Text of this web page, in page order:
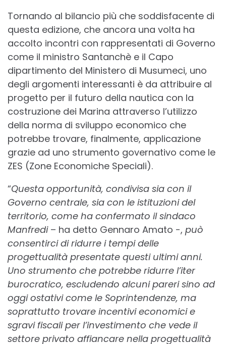
Tornando al bilancio più che soddisfacente di
questa edizione, che ancora una volta ha
accolto incontri con rappresentati di Governo
come il ministro Santanchè e il Capo
dipartimento del Ministero di Musumeci, uno
degli argomenti interessanti è da attribuire al
progetto per il futuro della nautica con la
costruzione dei Marina attraverso l’utilizzo
della norma di sviluppo economico che
potrebbe trovare, finalmente, applicazione
grazie ad uno strumento governativo come le
ZES (Zone Economiche Speciali).
“Questa opportunità, condivisa sia con il
Governo centrale, sia con le istituzioni del
territorio, come ha confermato il sindaco
Manfredi– ha detto Gennaro Amato -, può
consentirci di ridurre i tempi delle
progettualità presentate questi ultimi anni.
Uno strumento che potrebbe ridurre l’iter
burocratico, escludendo alcuni pareri sino ad
oggi ostativi come le Soprintendenze, ma
soprattutto trovare incentivi economici e
sgravi fiscali per l’investimento che vede il
settore privato affiancare nella progettualità